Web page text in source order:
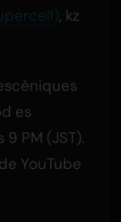
, kz
es
PM (JST).
YouTube